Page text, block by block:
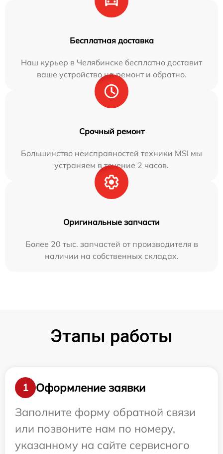
Бесплатная доставка
Наш курьер в Челябинске бесплатно доставит
ваше устройство на ремонт и обратно.
Срочный ремонт
Большинство неисправностей техники MSI мы
устраняем в течение 2 часов.
Оригинальные запчасти
Более 20 тыс. запчастей от производителя в
наличии на собственных складах.
Этапы работы
1
Оформление заявки
Заполните форму обратной связи
или позвоните нам по номеру,
указанному на сайте сервисного